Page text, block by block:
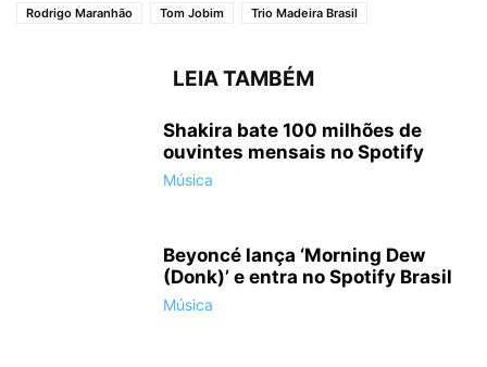
Rodrigo Maranhão
Tom Jobim Trio Madeira Brasil
LEIA TAMBÉM
Shakira bate 100 milhões de
ouvintes mensais no Spotify
Música
Beyoncé lança ‘Morning Dew
(Donk)’ e entra no Spotify Brasil
Música